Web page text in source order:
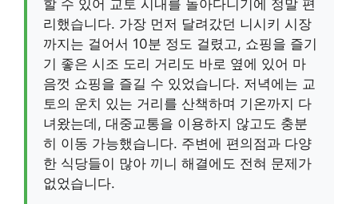
할 수 있어 교토 시내를 돌아다니기에 정말 편
리했습니다. 가장 먼저 달려갔던 니시키 시장
까지는 걸어서 10분 정도 걸렸고, 쇼핑을 즐기
기 좋은 시조 도리 거리도 바로 옆에 있어 마
음껏 쇼핑을 즐길 수 있었습니다. 저녁에는 교
토의 운치 있는 거리를 산책하며 기온까지 다
녀왔는데, 대중교통을 이용하지 않고도 충분
히 이동 가능했습니다. 주변에 편의점과 다양
한 식당들이 많아 끼니 해결에도 전혀 문제가
없었습니다.